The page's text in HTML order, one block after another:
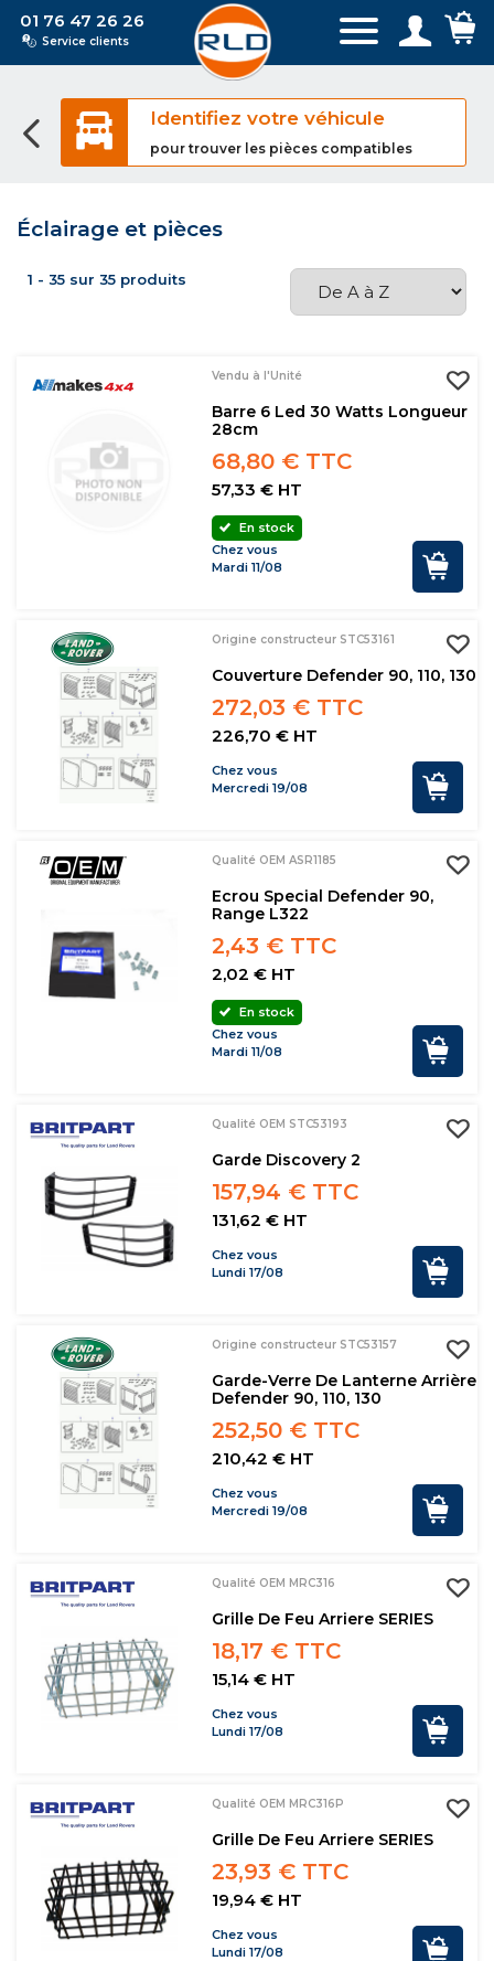
01 76 47 26 26
Service clients
Identifiez votre véhicule
pour trouver les pièces compatibles
Éclairage et pièces
1 - 35 sur 35 produits
Vendu à l'Unité
Barre 6 Led 30 Watts Longueur
28cm
68,80 € TTC
57,33 € HT
En stock
Chez vous
Mardi 11/08
Origine constructeur STC53161
Couverture Defender 90, 110, 130
272,03 € TTC
226,70 € HT
Chez vous
Mercredi 19/08
Qualité OEM ASR1185
Ecrou Special Defender 90,
Range L322
2,43 € TTC
2,02 € HT
En stock
Chez vous
Mardi 11/08
Qualité OEM STC53193
Garde Discovery 2
157,94 € TTC
131,62 € HT
Chez vous
Lundi 17/08
Origine constructeur STC53157
Garde-Verre De Lanterne Arrière
Defender 90, 110, 130
252,50 € TTC
210,42 € HT
Chez vous
Mercredi 19/08
Qualité OEM MRC316
Grille De Feu Arriere SERIES
18,17 € TTC
15,14 € HT
Chez vous
Lundi 17/08
Qualité OEM MRC316P
Grille De Feu Arriere SERIES
23,93 € TTC
19,94 € HT
Chez vous
Lundi 17/08